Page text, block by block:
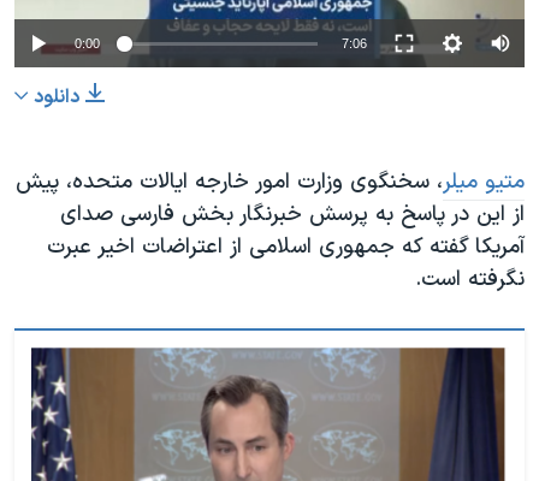
0:00 7:06
دانلود
متیو میلر، سخنگوی وزارت امور خارجه ایالات متحده، پیش
از این در پاسخ به پرسش خبرنگار بخش فارسی صدای
آمریکا گفته که جمهوری اسلامی از اعتراضات اخیر عبرت
نگرفته است.